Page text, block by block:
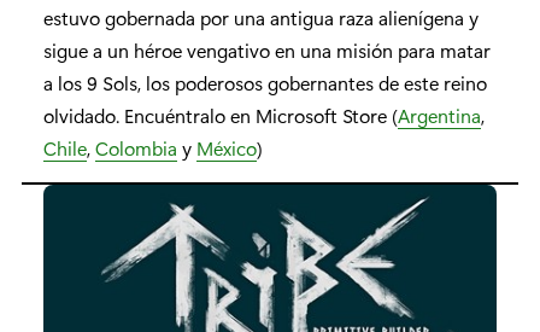
estuvo gobernada por una antigua raza alienígena y
sigue a un héroe vengativo en una misión para matar
a los 9 Sols, los poderosos gobernantes de este reino
olvidado. Encuéntralo en Microsoft Store (Argentina,
Chile,Colombia y México)